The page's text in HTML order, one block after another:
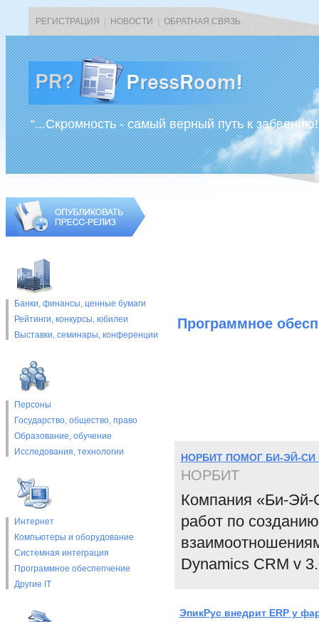
РЕГИСТРАЦИЯ НОВОСТИ ОБРАТНАЯ СВЯЗЬ
“...Скромность - самый верный путь к
Банки, финансы, ценные бумаги
Рейтинги, конкурсы, юбилеи
Выставки, cеминары, конференции
Персоны
Государство, общество, право
Образование, обучение
Исследования, технологии
Интернет
Компьютеры и оборудование
Системная интеграция
Программное обеспепчение
Другие IT
Программное
НОРБИТ ПОМОГ БИ-ЭЙ-СИ
НОРБИТ
Компания «Би-Эй-
работ по
Dynamics CRM v
ЭпикРус внедрит ERP у